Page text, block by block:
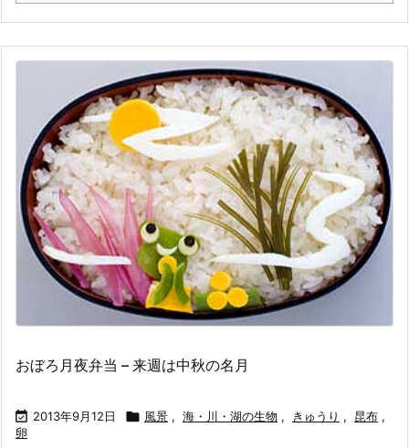
おぼろ月夜弁当 – 来週は中秋の名月
 2013年9月12日  風景 , 海・川・湖の生物 , きゅうり , 昆布 ,
卵